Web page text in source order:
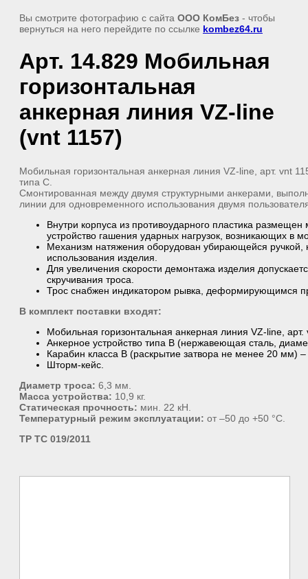
Вы смотрите фотографию с сайта ООО КомБез - чтобы
вернуться на него перейдите по ссылке kombez64.ru
Арт. 14.829 Мобильная
горизонтальная
анкерная линия VZ-line
(vnt 1157)
Мобильная горизонтальная анкерная линия VZ-line, арт. vnt
типа С.
Смонтированная между двумя структурными анкерами,
линии для одновременного использования двумя
Внутри корпуса из противоударного пластика
устройство гашения ударных нагрузок, возникающих в
Механизм натяжения оборудован убирающейся
использования изделия.
Для увеличения скорости демонтажа изделия
скручивания троса.
Трос снабжен индикатором рывка, деформирующимся
В комплект поставки входят:
Мобильная горизонтальная анкерная линия VZ-line,
Анкерное устройство типа В (нержавеющая сталь,
Карабин класса В (раскрытие затвора не менее 20 мм)
Шторм-кейс.
Диаметр троса: 6,3 мм.
Масса устройства: 10,9 кг.
Статическая прочность: мин. 22 кН.
Температурный режим эксплуатации: от –50 до +50 °C.
ТР ТС 019/2011